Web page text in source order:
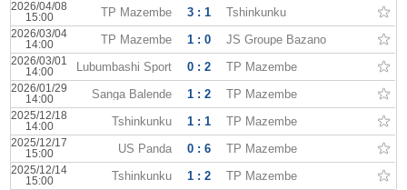
2026/04/08
15:00
TP Mazembe 3 : 1 Tshinkunku
2026/03/04
14:00
TP Mazembe 1 : 0 JS Groupe Bazano
2026/03/01
14:00
Lubumbashi Sport 0 : 2 TP Mazembe
2026/01/29
14:00
Sanga Balende 1 : 2 TP Mazembe
2025/12/18
14:00
Tshinkunku 1 : 1 TP Mazembe
2025/12/17
15:00
US Panda 0 : 6 TP Mazembe
2025/12/14
15:00
Tshinkunku 1 : 2 TP Mazembe